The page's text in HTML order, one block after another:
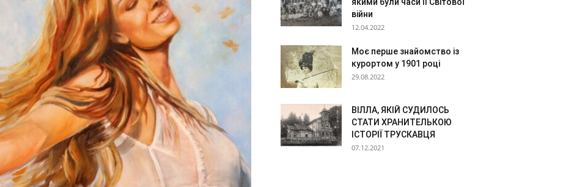
війни
12.04.2022
Моє перше знайомство із
курортом у 1901 році
29.08.2022
ВІЛЛА, ЯКІЙ СУДИЛОСЬ
СТАТИ ХРАНИТЕЛЬКОЮ
ІСТОРІЇ ТРУСКАВЦЯ
07.12.2021